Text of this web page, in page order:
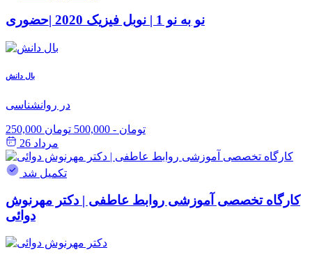
نو به نو 1 | نوبل فیزیک 2020 |حضوری
بال دانش
در روانشناسی
250,000 تومان - 500,000 تومان
مرداد 26
تکمیل شد
کارگاه تخصصی آموزشی روابط عاطفی | دکتر مهرنوش
دوائی